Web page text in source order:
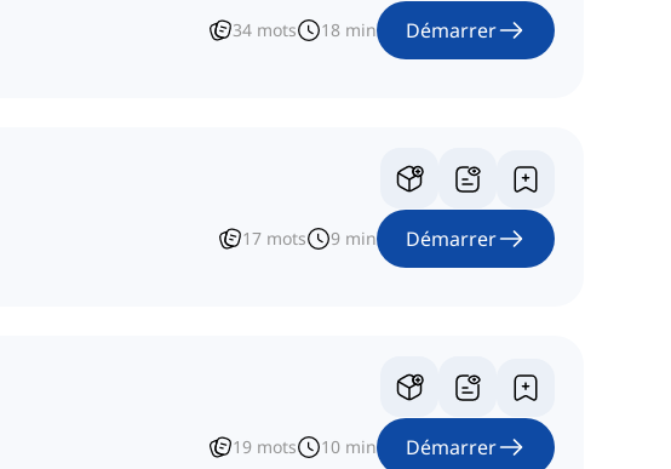
34 mots 18 min Démarrer
17 mots 9 min Démarrer
19 mots 10 min Démarrer